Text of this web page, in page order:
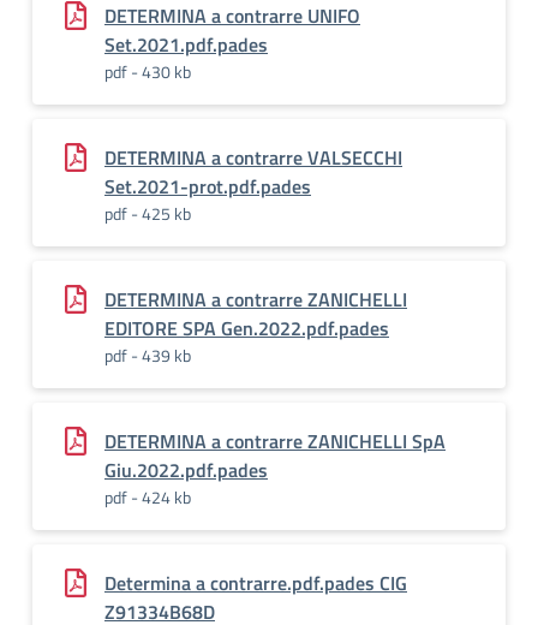
DETERMINA a contrarre UNIFO
Set.2021.pdf.pades
pdf - 430 kb
DETERMINA a contrarre VALSECCHI
Set.2021-prot.pdf.pades
pdf - 425 kb
DETERMINA a contrarre ZANICHELLI
EDITORE SPA Gen.2022.pdf.pades
pdf - 439 kb
DETERMINA a contrarre ZANICHELLI SpA
Giu.2022.pdf.pades
pdf - 424 kb
Determina a contrarre.pdf.pades CIG
Z91334B68D